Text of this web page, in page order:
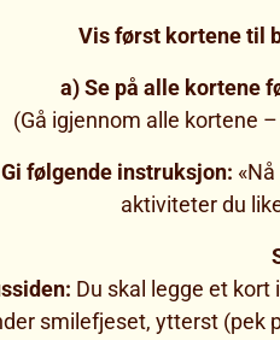
Vis først kortene til
a) Se på alle kortene
(Gå igjennom alle kortene
Gi følgende instruksjon:
aktiviteter du
Du skal legge et kort
smilefjeset, ytterst (pek